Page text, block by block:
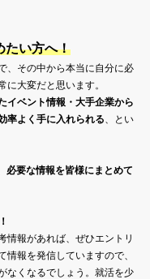
たい方へ！
、その中から本当に自分に必
大変だと思います。
イベント情報・大手企業から
率よく手に入れられる 、とい
必要な情報を皆様にまとめて
情報があれば、ぜひエントリ
報を発信していますので、
なくなるでしょう。就活を少